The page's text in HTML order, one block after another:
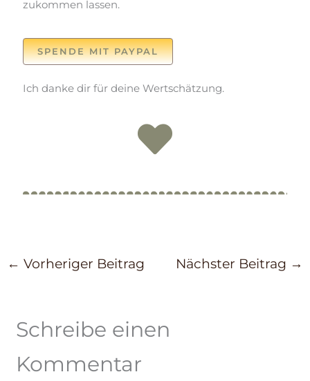
zukommen lassen.
SPENDE MIT PAYPAL
Ich danke dir für deine Wertschätzung.
← Vorheriger Beitrag Nächster Beitrag →
Schreibe einen
Kommentar